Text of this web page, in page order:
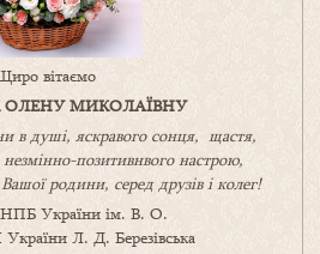
вітаємо
МИКОЛАЇВНУ
в душі, яскравого сонця, щастя,
позитивнвого настрою,
ашоїродини, серед друзів і колег!
України ім. В. О.
Л. Д. Березівська